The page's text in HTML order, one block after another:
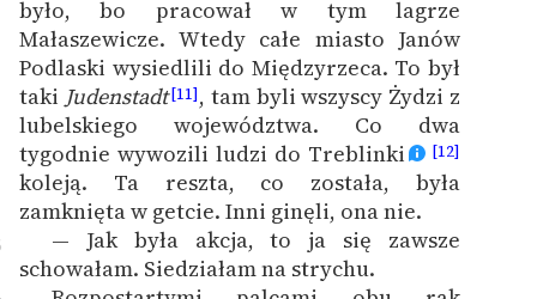
było, bo pracował w tym lagrze
Małaszewicze. Wtedy całe miasto Janów
Podlaski wysiedlili do Międzyrzeca. To był
taki Judenstadt[11], tam byli wszyscy Żydzi z
lubelskiego województwa. Co dwa
tygodnie wywozili ludzi do Treblinki
[12]
koleją. Ta reszta, co została, była
zamknięta w getcie. Inni ginęli, ona nie.
— Jak była akcja, to ja się zawsze
schowałam. Siedziałam na strychu.